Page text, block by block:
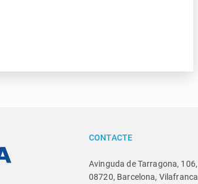
CONTACTE
Avinguda de Tarragona, 106,
08720, Barcelona, Vilafranca